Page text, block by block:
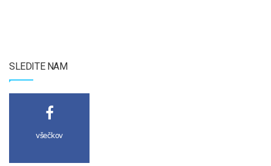
SLEDITE NAM
všečkov